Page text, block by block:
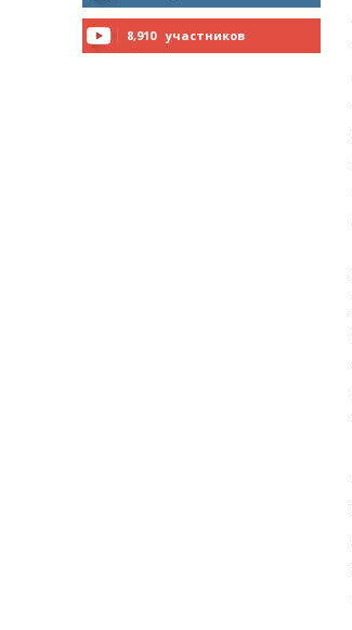
8,910 участников